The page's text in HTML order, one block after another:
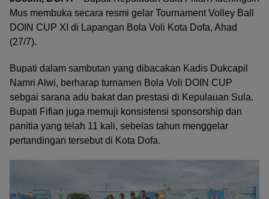
Mus membuka secara resmi gelar Tournament Volley Ball
DOIN CUP XI di Lapangan Bola Voli Kota Dofa, Ahad
(27/7).
Bupati dalam sambutan yang dibacakan Kadis Dukcapil
Namri Alwi, berharap turnamen Bola Voli DOIN CUP
sebgai sarana adu bakat dan prestasi di Kepulauan Sula.
Bupati Fifian juga memuji konsistensi sponsorship dan
panitia yang telah 11 kali, sebelas tahun menggelar
pertandingan tersebut di Kota Dofa.